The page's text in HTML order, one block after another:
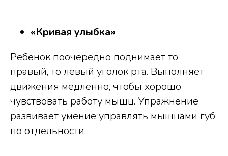
«Кривая улыбка»
Ребенок поочередно поднимает то
правый, то левый уголок рта. Выполняет
движения медленно, чтобы хорошо
чувствовать работу мышц. Упражнение
развивает умение управлять мышцами губ
по отдельности.